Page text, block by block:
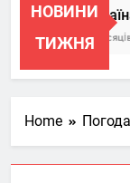
НОВИНИ
ТИЖНЯ6 Місяців
Home